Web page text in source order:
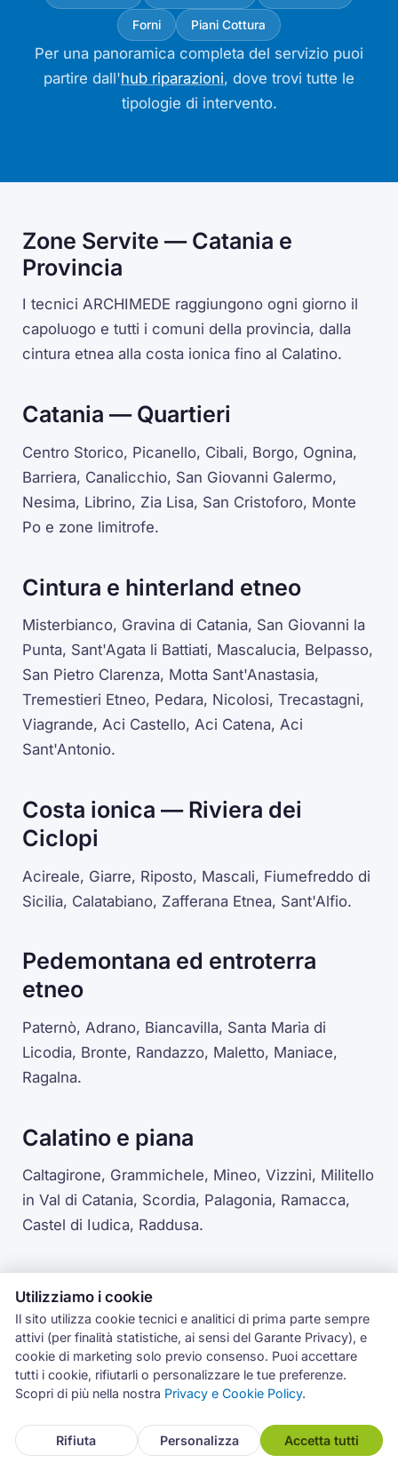
Forni Piani Cottura
Per una panoramica completa del servizio puoi
partire dall'hub riparazioni, dove trovi tutte le
tipologie di intervento.
Zone Servite — Catania e
Provincia
I tecnici ARCHIMEDE raggiungono ogni giorno il
capoluogo e tutti i comuni della provincia, dalla
cintura etnea alla costa ionica fino al Calatino.
Catania — Quartieri
Centro Storico, Picanello, Cibali, Borgo, Ognina,
Barriera, Canalicchio, San Giovanni Galermo,
Nesima, Librino, Zia Lisa, San Cristoforo, Monte
Po e zone limitrofe.
Cintura e hinterland etneo
Misterbianco, Gravina di Catania, San Giovanni la
Punta, Sant'Agata li Battiati, Mascalucia, Belpasso,
San Pietro Clarenza, Motta Sant'Anastasia,
Tremestieri Etneo, Pedara, Nicolosi, Trecastagni,
Viagrande, Aci Castello, Aci Catena, Aci
Sant'Antonio.
Costa ionica — Riviera dei
Ciclopi
Acireale, Giarre, Riposto, Mascali, Fiumefreddo di
Sicilia, Calatabiano, Zafferana Etnea, Sant'Alfio.
Pedemontana ed entroterra
etneo
Paternò, Adrano, Biancavilla, Santa Maria di
Licodia, Bronte, Randazzo, Maletto, Maniace,
Ragalna.
Calatino e piana
Caltagirone, Grammichele, Mineo, Vizzini, Militello
in Val di Catania, Scordia, Palagonia, Ramacca,
Castel di Iudica, Raddusa.
Utilizziamo i cookie
Il sito utilizza cookie tecnici e analitici di prima parte sempre
attivi (per finalità statistiche, ai sensi del Garante Privacy), e
cookie di marketing solo previo consenso. Puoi accettare
tutti i cookie, rifiutarli o personalizzare le tue preferenze.
Scopri di più nella nostra Privacy e Cookie Policy.
Rifiuta Personalizza Accetta tutti